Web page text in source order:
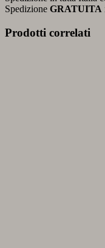
Spedizione GRATUITA
Prodotti correlati